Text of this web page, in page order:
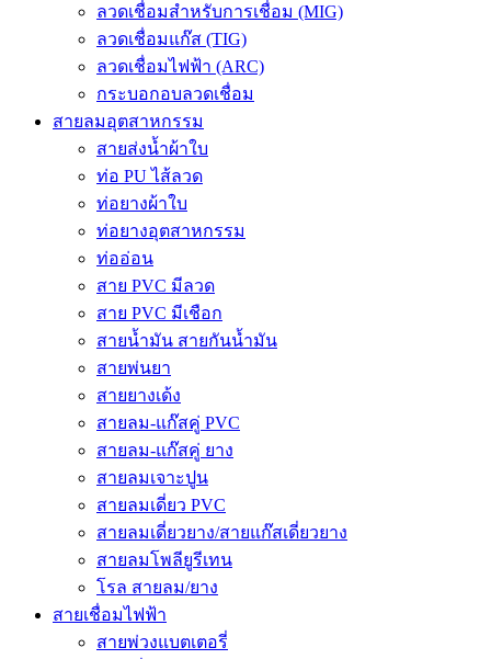
ลวดเชื่อมสำหรับการเชื่อม (MIG)
ลวดเชื่อมแก๊ส (TIG)
ลวดเชื่อมไฟฟ้า (ARC)
กระบอกอบลวดเชื่อม
สายลมอุตสาหกรรม
สายส่งน้ำผ้าใบ
ท่อ PU ไส้ลวด
ท่อยางผ้าใบ
ท่อยางอุตสาหกรรม
ท่ออ่อน
สาย PVC มีลวด
สาย PVC มีเชือก
สายน้ำมัน สายกันน้ำมัน
สายพ่นยา
สายยางเด้ง
สายลม-แก๊สคู่ PVC
สายลม-แก๊สคู่ ยาง
สายลมเจาะปูน
สายลมเดี่ยว PVC
สายลมเดี่ยวยาง/สายแก๊สเดี่ยวยาง
สายลมโพลียูรีเทน
โรล สายลม/ยาง
สายเชื่อมไฟฟ้า
สายพ่วงแบตเตอรี่